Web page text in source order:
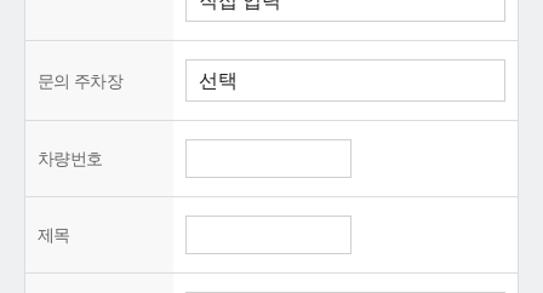
문의 주차장
차량번호
제목